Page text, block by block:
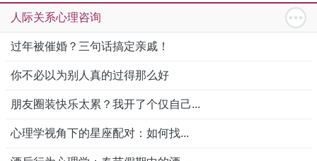
人际关系心理咨询
过年被催婚？三句话搞定亲戚！
你不必以为别人真的过得那么好
朋友圈装快乐太累？我开了个仅自己...
心理学视角下的星座配对：如何找...